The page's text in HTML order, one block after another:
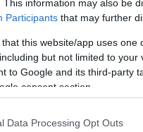
This information may also be
Participants that may further
that this website/app uses
but not limited to
to Google and its third-party
consent section.
Data Processing Opt Outs
a dostatok teplej
Príliš nízka teplota,